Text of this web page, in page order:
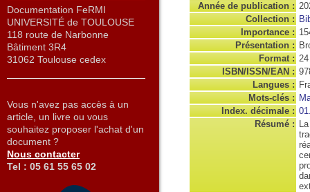
Année de publication :
Collection :
Importance :
Présentation :
Format :
ISBN/ISSN/EAN :
Langues :
Mots-clés :
Index. décimale :
Résumé :
Documentation FeRMI
UNIVERSITÉ de TOULOUSE
118 route de Narbonne
Bâtiment 3R4
31062 Toulouse cedex
Vous n'avez pas accès à un
article, un livre ou vous
souhaitez proposer l'achat d'un
document ?
Nous contacter
Tel : 05 61 55 65 02